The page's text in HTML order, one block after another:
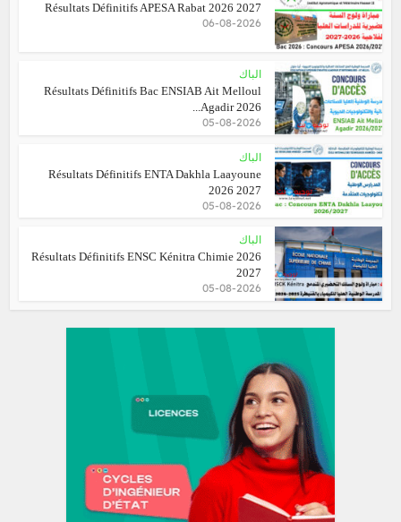
Résultats Définitifs APESA Rabat 2026 2027
06-08-2026
الباك
Résultats Définitifs Bac ENSIAB Ait Melloul
Agadir 2026...
05-08-2026
الباك
Résultats Définitifs ENTA Dakhla Laayoune
2026 2027
05-08-2026
الباك
Résultats Définitifs ENSC Kénitra Chimie 2026
2027
05-08-2026